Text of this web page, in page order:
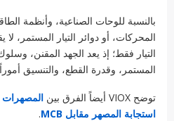
بالنسبة للوحات الصناعية، وأنظمة
المحركات، أو دوائر التيار المستمر،
التيار فقط؛ إذ يعد الجهد المقنن،
المستمر، وقدرة القطع، والتنسيق
توضح VIOX أيضاً الفرق بين المصهرات
استجابة المصهر مقابل MCB
.